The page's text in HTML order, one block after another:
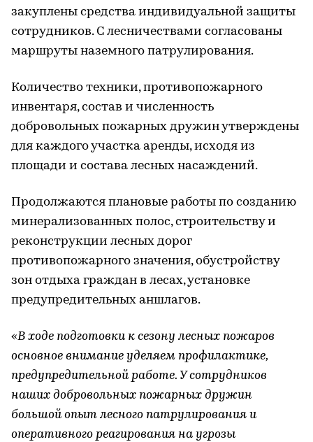
закуплены средства индивидуальной защиты
сотрудников. С лесничествами согласованы
маршруты наземного патрулирования.
Количество техники, противопожарного
инвентаря, состав и численность
добровольных пожарных дружин утверждены
для каждого участка аренды, исходя из
площади и состава лесных насаждений.
Продолжаются плановые работы по созданию
минерализованных полос, строительству и
реконструкции лесных дорог
противопожарного значения, обустройству
зон отдыха граждан в лесах, установке
предупредительных аншлагов.
«В ходе подготовки к сезону лесных пожаров
основное внимание уделяем профилактике,
предупредительной работе. У сотрудников
наших добровольных пожарных дружин
большой опыт лесного патрулирования и
оперативного реагирования на угрозы